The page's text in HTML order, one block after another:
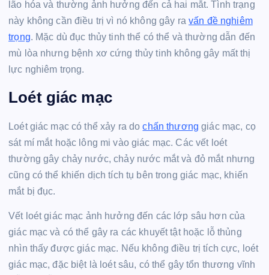
lão hóa và thường ảnh hưởng đến cả hai mắt. Tình trạng
này không cần điều trị vì nó không gây ra vấn đề nghiêm
trọng. Mặc dù đục thủy tinh thể có thể và thường dẫn đến
mù lòa nhưng bệnh xơ cứng thủy tinh không gây mất thị
lực nghiêm trọng.
Loét giác mạc
Loét giác mạc có thể xảy ra dochấn thương giác mạc, cọ
sát mí mắt hoặc lông mi vào giác mạc. Các vết loét
thường gây chảy nước, chảy nước mắt và đỏ mắt nhưng
cũng có thể khiến dịch tích tụ bên trong giác mạc, khiến
mắt bị đục.
Vết loét giác mạc ảnh hưởng đến các lớp sâu hơn của
giác mạc và có thể gây ra các khuyết tật hoặc lỗ thủng
nhìn thấy được giác mạc. Nếu không điều trị tích cực, loét
giác mạc, đặc biệt là loét sâu, có thể gây tổn thương vĩnh